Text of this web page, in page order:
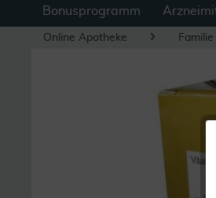
Bonusprogramm
Online Apotheke